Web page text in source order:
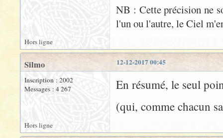
NB : Cette précision ne
l'un ou l'autre, le Ciel
Hors ligne
12-12-2017 00:45
Silmo
Inscription : 2002
Messages : 4 267
En résumé, le seul
(qui, comme chacun
Hors ligne